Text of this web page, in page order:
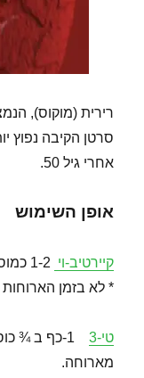
רירית (מוקוס),
סרטן הקיבה נפוץ
אחרי גיל 50.
אופן השימוש
קיירטיב-וי
* לא בזמן הארוחות
טי-3
מארוחה.